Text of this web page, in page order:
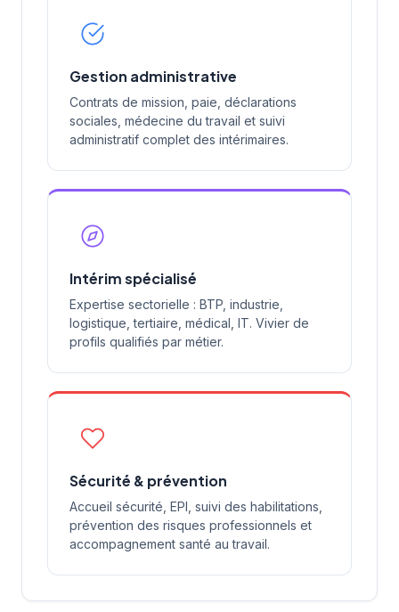
Gestion administrative
Contrats de mission, paie, déclarations
sociales, médecine du travail et suivi
administratif complet des intérimaires.
Intérim spécialisé
Expertise sectorielle : BTP, industrie,
logistique, tertiaire, médical, IT. Vivier de
profils qualifiés par métier.
Sécurité & prévention
Accueil sécurité, EPI, suivi des habilitations,
prévention des risques professionnels et
accompagnement santé au travail.